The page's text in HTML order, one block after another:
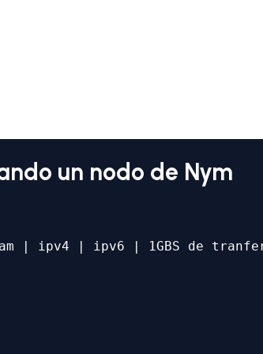
un nodo de Nym
| ipv4 | ipv6 | 1GBS de